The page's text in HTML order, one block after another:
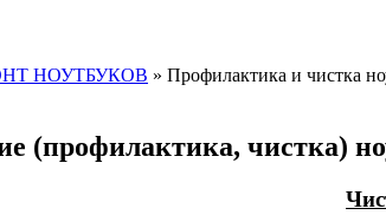
НОУТБУКОВ » Профилактика и чистка
(профилактика, чистка)